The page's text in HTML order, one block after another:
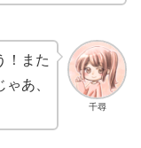
千尋
！また
あ、